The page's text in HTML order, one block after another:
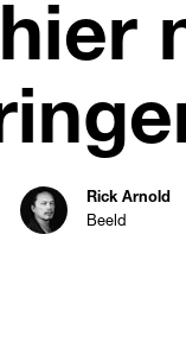
Rick Arnold
Beeld